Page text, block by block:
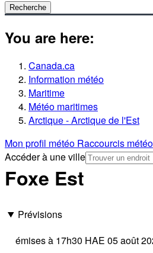
Recherche
You are here:
Canada.ca
Information météo
Maritime
Météo maritimes
Arctique - Arctique de l'Est
Mon profil météo Raccourcis météo
Accéder à une ville
Foxe Est
Prévisions
émises à 17h30 HAE 05 août